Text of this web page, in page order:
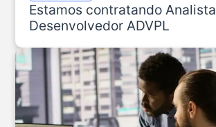
Estamos contratando Analista
Desenvolvedor ADVPL